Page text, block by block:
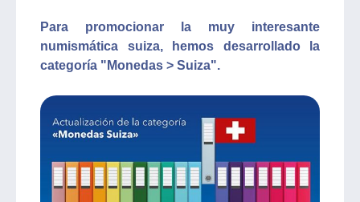
Para promocionar la muy interesante
numismática suiza, hemos desarrollado la
categoría "Monedas > Suiza".